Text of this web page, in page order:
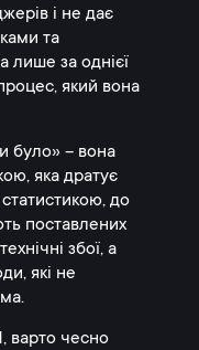
і не дає
та
лише за однієї
який вона
було» – вона
яка дратує
до
поставлених
збої, а
які не
варто чесно